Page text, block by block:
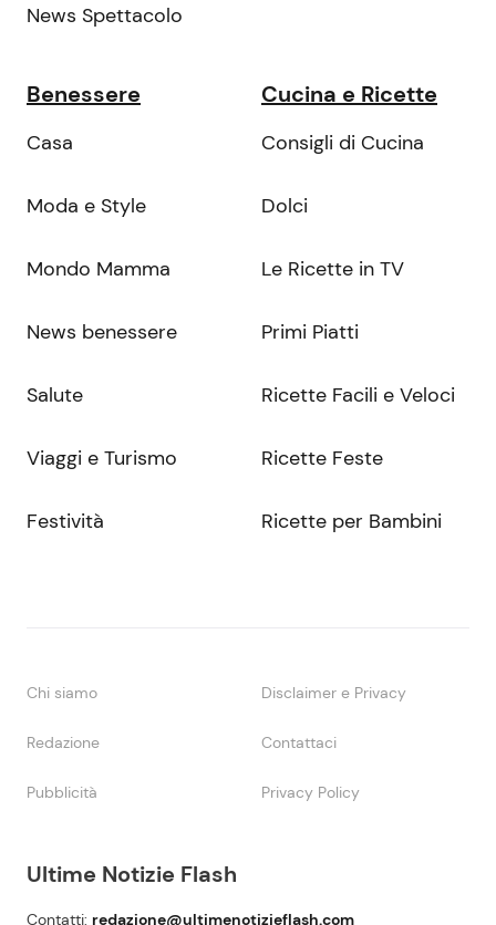
Ultime Notizie Flash
Contatti: redazione@ultimenotizieflash.com
News Spettacolo
Benessere
Casa
Moda e Style
Mondo Mamma
News benessere
Salute
Viaggi e Turismo
Festività
Cucina e Ricette
Consigli di Cucina
Dolci
Le Ricette in TV
Primi Piatti
Ricette Facili e Veloci
Ricette Feste
Ricette per Bambini
Chi siamo Disclaimer e Privacy
Redazione Contattaci
Pubblicità Privacy Policy